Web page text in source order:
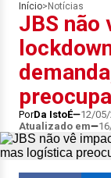
Início> Notícias
JBS não
preocupa
PorDa IstoÉ 12/
Atualizado em